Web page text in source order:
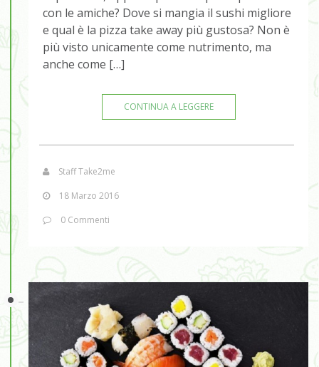
con le amiche? Dove si mangia il sushi migliore
e qual è la pizza take away più gustosa? Non è
più visto unicamente come nutrimento, ma
anche come […]
CONTINUA A LEGGERE
Staff Take2me
18 Marzo 2016
0 Commenti